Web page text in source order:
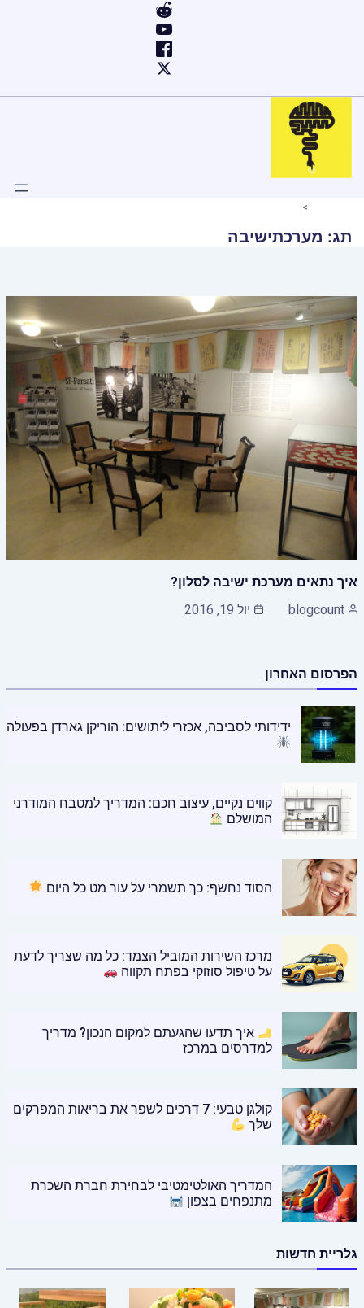
תג: מערכתישיבה
איך נתאים מערכת ישיבה לסלון?
blogcount
יול 19, 2016
הפרסום האחרון
ידידותי לסביבה, אכזרי ליתושים: הוריקן גארדן בפעולה
קווים נקיים, עיצוב חכם: המדריך למטבח המודרני
המושלם
הסוד נחשף: כך תשמרי על עור מט כל היום
מרכז השירות המוביל הצמד: כל מה שצריך לדעת
על טיפול סוזוקי בפתח תקווה
איך תדעו שהגעתם למקום הנכון? מדריך
למדרסים במרכז
קולגן טבעי: 7 דרכים לשפר את בריאות המפרקים
שלך
המדריך האולטימטיבי לבחירת חברת השכרת
מתנפחים בצפון
גלריית חדשות